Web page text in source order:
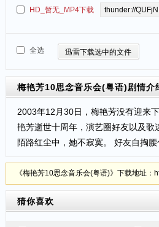
HD_暂无_MP4下载
全选 迅雷下载选中的文件
梅艳芳10思念音乐会(粤语)剧情介
2003年12月30日，梅艳芳没有迎来
艳芳逝世十周年，演艺圈好友以及歌
陌路红尘中，她不寂寞。 好友自掏腰
《梅艳芳10思念音乐会(粤语)》下载地址
猜你喜欢